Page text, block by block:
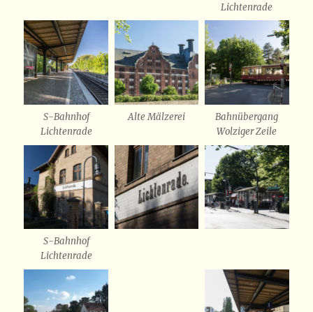
Lichtenrade
S-Bahnhof
Lichtenrade
Alte Mälzerei
Bahnübergang
Wolziger Zeile
S-Bahnhof
Lichtenrade